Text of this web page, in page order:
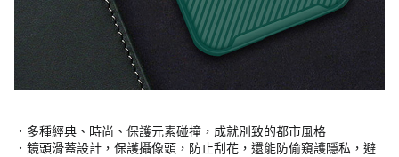
．多種經典、時尚、保護元素碰撞，成就別致的都市風格
．鏡頭滑蓋設計，保護攝像頭，防止刮花，還能防偷窺護隱私，避